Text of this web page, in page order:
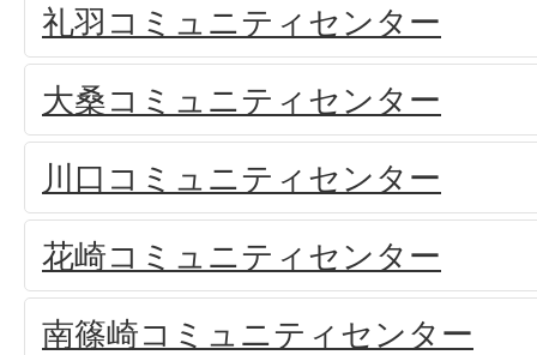
礼羽コミュニティセンター
大桑コミュニティセンター
川口コミュニティセンター
花崎コミュニティセンター
南篠崎コミュニティセンター